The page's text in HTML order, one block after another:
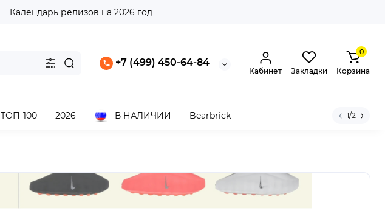
Календарь релизов на 2026 год
+7 (499) 450-64-84
Кабинет Закладки
0
Корзина
ТОП-100 2026 В НАЛИЧИИ Bearbrick 1/2